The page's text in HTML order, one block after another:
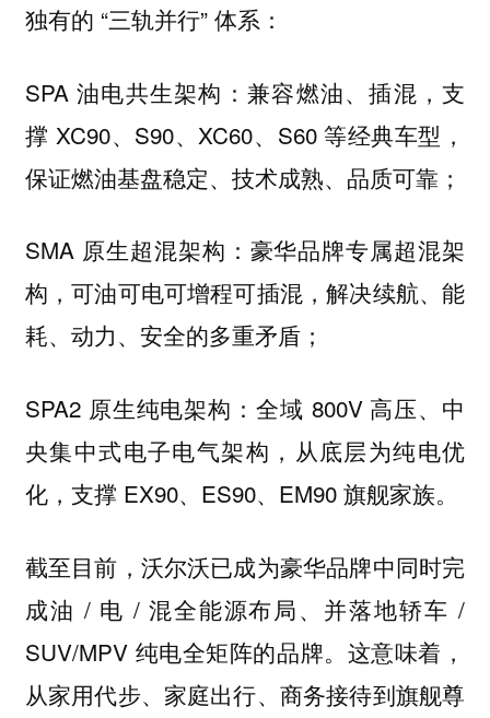
独有的 “三轨并行” 体系：
SPA 油电共生架构：兼容燃油、插混，支
撑 XC90、S90、XC60、S60 等经典车型，
保证燃油基盘稳定、技术成熟、品质可靠；
SMA 原生超混架构：豪华品牌专属超混架
构，可油可电可增程可插混，解决续航、能
耗、动力、安全的多重矛盾；
SPA2 原生纯电架构：全域 800V 高压、中
央集中式电子电气架构，从底层为纯电优
化，支撑 EX90、ES90、EM90 旗舰家族。
截至目前，沃尔沃已成为豪华品牌中同时完
成油 / 电 / 混全能源布局、并落地轿车 /
SUV/MPV 纯电全矩阵的品牌。这意味着，
从家用代步、家庭出行、商务接待到旗舰尊